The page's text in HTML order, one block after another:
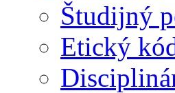
Študijný
Etický